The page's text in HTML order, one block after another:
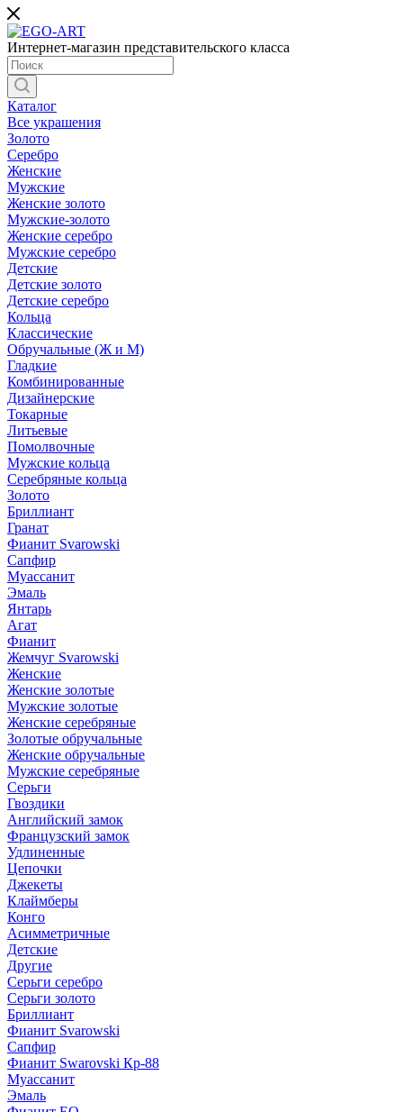
Интернет-магазин представительского класса
Каталог
Все украшения
Золото
Серебро
Женские
Мужские
Женские золото
Мужские-золото
Женские серебро
Мужские серебро
Детские
Детские золото
Детские серебро
Кольца
Классические
Обручальные (Ж и М)
Гладкие
Комбинированные
Дизайнерские
Токарные
Литьевые
Помолвочные
Мужские кольца
Серебряные кольца
Золото
Бриллиант
Гранат
Фианит Svarowski
Сапфир
Муассанит
Эмаль
Янтарь
Агат
Фианит
Жемчуг Svarowski
Женские
Женские золотые
Мужские золотые
Женские серебряные
Золотые обручальные
Женские обручальные
Мужские серебряные
Серьги
Гвоздики
Английский замок
Французский замок
Удлиненные
Цепочки
Джекеты
Клаймберы
Конго
Асимметричные
Детские
Другие
Серьги серебро
Серьги золото
Бриллиант
Фианит Svarowski
Сапфир
Фианит Swarovski Кр-88
Муассанит
Эмаль